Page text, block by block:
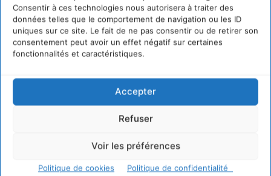
Consentir à ces technologies nous autorisera à traiter des
données telles que le comportement de navigation ou les ID
uniques sur ce site. Le fait de ne pas consentir ou de retirer son
consentement peut avoir un effet négatif sur certaines
fonctionnalités et caractéristiques.
Accepter
Refuser
Voir les préférences
Politique de cookies Politique de confidentialité
Sur Cdurable